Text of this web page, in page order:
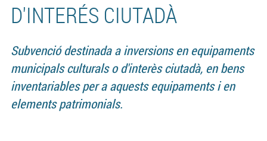
D'INTERÉS CIUTADÀ
Subvenció destinada a inversions en equipaments
municipals culturals o d'interès ciutadà, en bens
inventariables per a aquests equipaments i en
elements patrimonials.